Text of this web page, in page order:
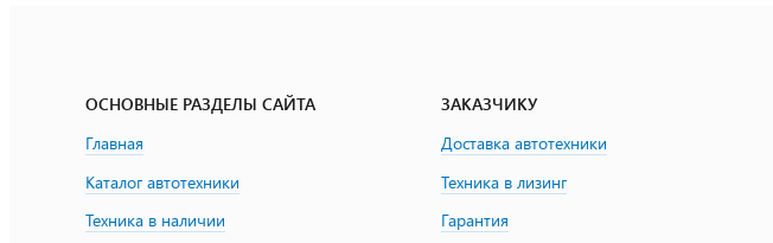
ОСНОВНЫЕ РАЗДЕЛЫ САЙТА
Главная
Каталог автотехники
Техника в наличии
ЗАКАЗЧИКУ
Доставка автотехники
Техника в лизинг
Гарантия